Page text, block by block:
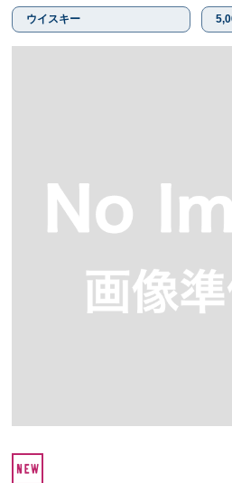
ウイスキー